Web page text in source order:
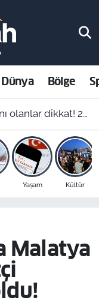
Dünya Bölge
2027'de vergi yükü artabilir
Yaşam Kültür
Malatya